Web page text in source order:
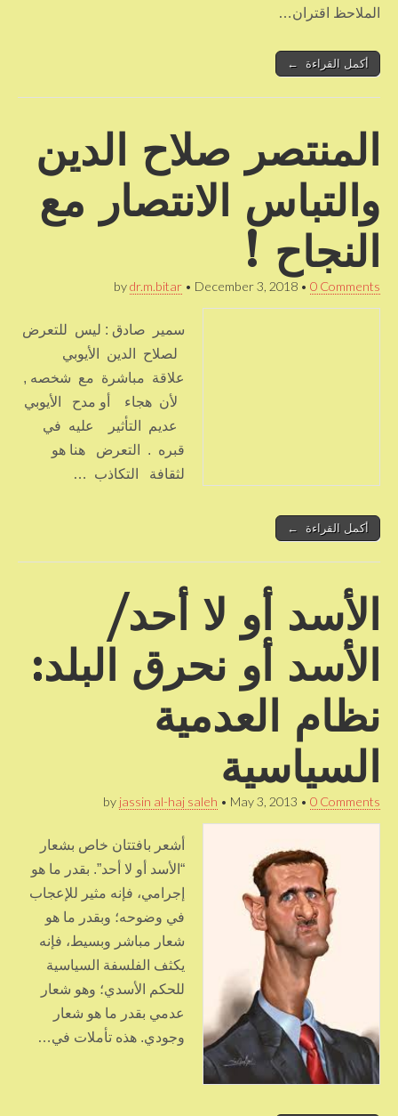
الملاحظ اقتران…
أكمل القراءة ←
المنتصر صلاح الدين
والتباس الانتصار مع
النجاح !
bydr.m.bitar • December 3, 2018 • 0 Comments
سمير صادق : ليس للتعرض
لصلاح الدين الأيوبي
علاقة مباشرة مع شخصه ,
لأن هجاء أو مدح الأيوبي
عديم التأثير عليه في
قبره . التعرض هنا هو
لثقافة التكاذب …
أكمل القراءة ←
الأسد أو لا أحد/
الأسد أو نحرق البلد:
نظام العدمية
السياسية
by jassin al-haj saleh • May 3, 2013 • 0 Comments
أشعر بافتتان خاص بشعار
“الأسد أو لا أحد”. بقدر ما هو
إجرامي، فإنه مثير للإعجاب
في وضوحه؛ وبقدر ما هو
شعار مباشر وبسيط، فإنه
يكثف الفلسفة السياسية
للحكم الأسدي؛ وهو شعار
عدمي بقدر ما هو شعار
وجودي. هذه تأملات في…